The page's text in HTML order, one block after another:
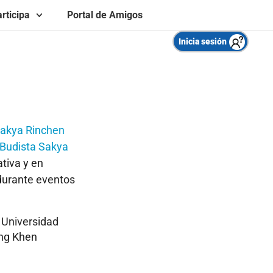
Inicia sesión
Portal de Amigos
Rinchen
Sakya
y en
eventos
Khen